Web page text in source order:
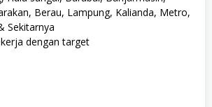
Berau, Lampung, Kalianda, Metro,
Sekitarnya
dengan target